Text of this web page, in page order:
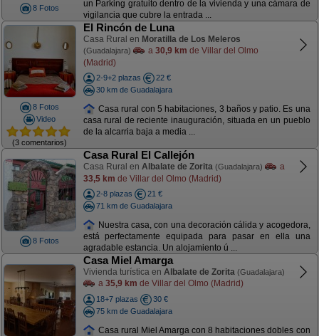
8 Fotos
un Parking gratuito dentro de la vivienda y una cámara de
vigilancia que cubre la entrada ...
8 Fotos
Video
(3 comentarios)
El Rincón de Luna
Casa Rural en Moratilla de Los Meleros
(Guadalajara) a 30,9 km de Villar del Olmo
(Madrid)
2-9+2 plazas
22 €
30 km de Guadalajara
Casa rural con 5 habitaciones, 3 baños y patio. Es una
casa rural de reciente inauguración, situada en un pueblo
de la alcarria baja a media ...
8 Fotos
Casa Rural El Callejón
Casa Rural en Albalate de Zorita (Guadalajara)
a
33,5 km de Villar del Olmo (Madrid)
2-8 plazas
21 €
71 km de Guadalajara
Nuestra casa, con una decoración cálida y acogedora,
está perfectamente equipada para pasar en ella una
agradable estancia. Un alojamiento ú ...
Casa Miel Amarga
Vivienda turística en Albalate de Zorita (Guadalajara)
a 35,9 km de Villar del Olmo (Madrid)
18+7 plazas
30 €
75 km de Guadalajara
Casa rural Miel Amarga con 8 habitaciones dobles con